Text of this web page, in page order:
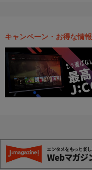
キャンペーン・お得な情報